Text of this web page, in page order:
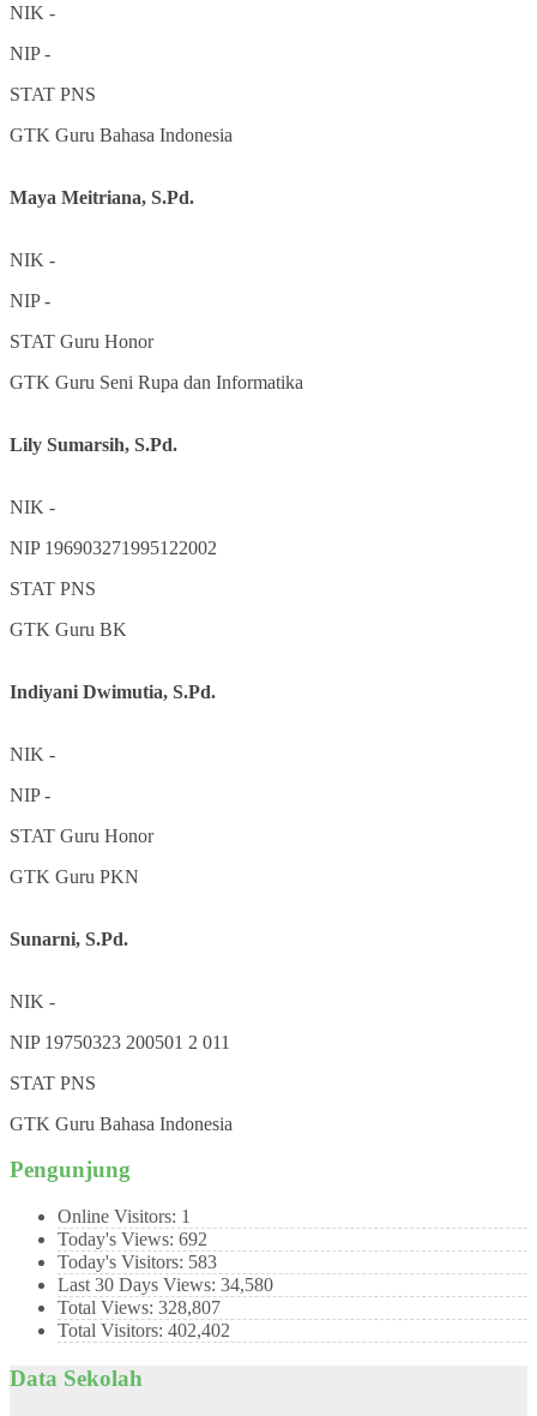
NIK -
NIP-
STAT PNS
GTK Guru Bahasa Indonesia
Maya Meitriana, S.Pd.
NIK -
NIP-
STAT Guru Honor
GTK Guru Seni Rupa dan Informatika
Lily Sumarsih, S.Pd.
NIK -
NIP 196903271995122002
STAT PNS
GTK Guru BK
Indiyani Dwimutia, S.Pd.
NIK -
NIP-
STAT Guru Honor
GTK Guru PKN
Sunarni, S.Pd.
NIK -
NIP 19750323 200501 2 011
STAT PNS
GTK Guru Bahasa Indonesia
Pengunjung
Online Visitors: 1
Today's Views: 692
Today's Visitors: 583
Last 30 Days Views: 34,580
Total Views: 328,807
Total Visitors: 402,402
Data Sekolah